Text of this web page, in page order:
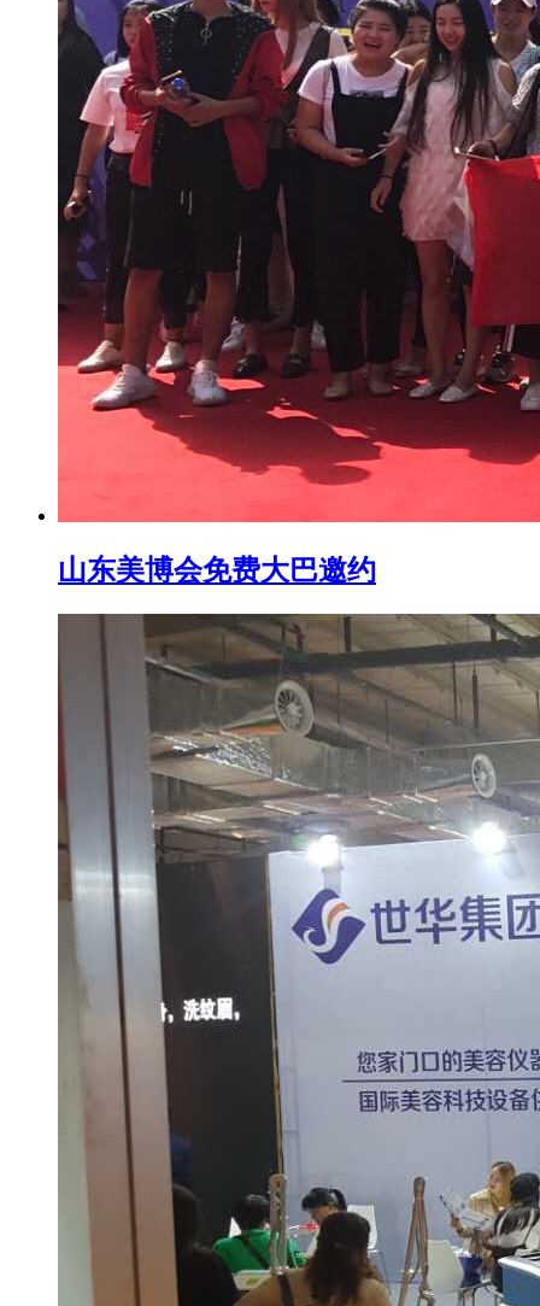
山东美博会免费大巴邀约